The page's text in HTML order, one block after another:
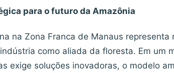
para o futuro da Amazônia
na Zona Franca de Manaus representa
como aliada da floresta. Em um
exige soluções inovadoras, o modelo